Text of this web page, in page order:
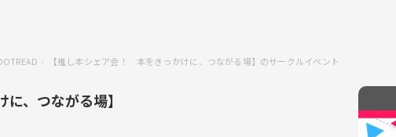
【推し本シェア会！ 本をきっかけに、つながる場】のサークルイベント
、つながる場】